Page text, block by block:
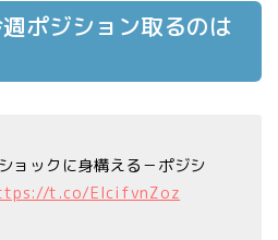
ポジション取るのは
ョックに身構える－ポジシ
t.co/EIcifvnZoz